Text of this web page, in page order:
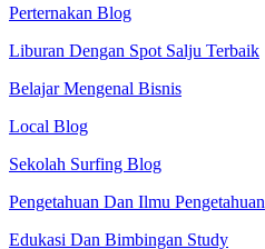
Perternakan Blog
Liburan Dengan Spot Salju Terbaik
Belajar Mengenal Bisnis
Local Blog
Sekolah Surfing Blog
Pengetahuan Dan Ilmu Pengetahuan
Edukasi Dan Bimbingan Study